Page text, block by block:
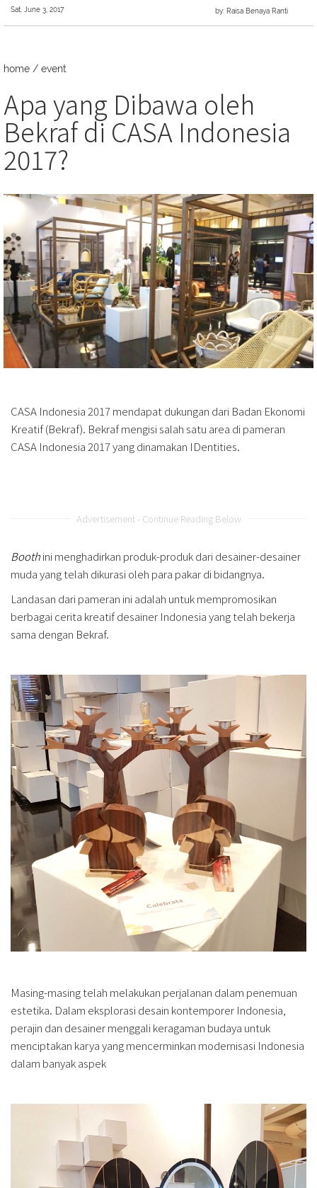
Sat, June 3, 2017 by: Raisa Benaya Ranti
home / event
Apa yang Dibawa oleh
Bekraf di CASA Indonesia
2017?
CASA Indonesia 2017 mendapat dukungan dari Badan Ekonomi
Kreatif (Bekraf). Bekraf mengisi salah satu area di pameran
CASA Indonesia 2017 yang dinamakan IDentities.
Advertisement - Continue Reading Below
Boothini menghadirkan produk-produk dari desainer-desainer
muda yang telah dikurasi oleh para pakar di bidangnya.
Landasan dari pameran ini adalah untuk mempromosikan
berbagai cerita kreatif desainer Indonesia yang telah bekerja
sama dengan Bekraf.
Masing-masing telah melakukan perjalanan dalam penemuan
estetika. Dalam eksplorasi desain kontemporer Indonesia,
perajin dan desainer menggali keragaman budaya untuk
menciptakan karya yang mencerminkan modernisasi Indonesia
dalam banyak aspek